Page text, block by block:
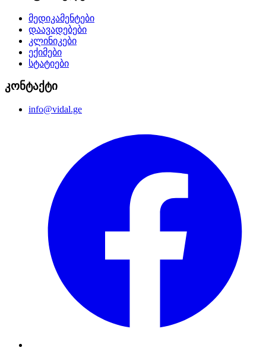
მედიკამენტები
დაავადებები
კლინიკები
ექიმები
სტატიები
კონტაქტი
info@vidal.ge